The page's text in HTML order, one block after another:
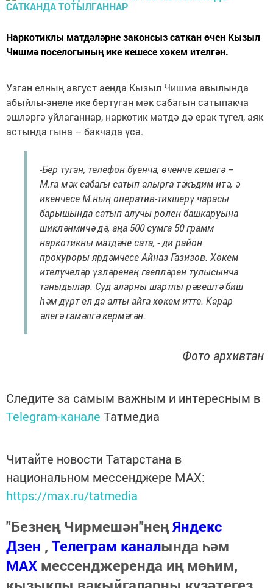
Наркотиклы матдәләрне законсыз саткан өчен Кызыл
Чишмә поселогының ике кешесе хөкем ителгән.
Узган елның август аенда Кызыл Чишмә авылында
абыйлы-энеле ике бертуган мәк сабагын сатыпакча
эшләргә уйлаганнар, наркотик матдә дә ерак түгел, аяк
астында гына – бакчада үсә.
-Бер туган, телефон буенча, өченче кешегә –
М.га мәк сабагы сатып алырга тәкъдим итә, ә
икенчесе М.ның оператив-тикшерү чарасы
барышында сатып алучы ролен башкаруына
шикләнмичә дә, аңа 500 сумга 50 грамм
наркотикны матдәне сата, - ди район
прокуроры ярдәмчесе Айназ Газизов. Хөкем
ителүчеләр үзләренең гаепләрен тулысынча
таныдылар. Суд аларны шартлы рәвештә биш
һәм дүрт ел да алты айга хөкем итте. Карар
әлегә гамәлгә кермәгән.
Фото архивтан
Следите за самым важным и интересным в
Telegram-канале Татмедиа
Читайте новости Татарстана в
национальном мессенджере MАХ:
https://max.ru/tatmedia
"Безнең Чирмешән"неңЯндекс
Дзен , Телеграм каналында һәм
МАХ мессенджеренда иң мөһим,